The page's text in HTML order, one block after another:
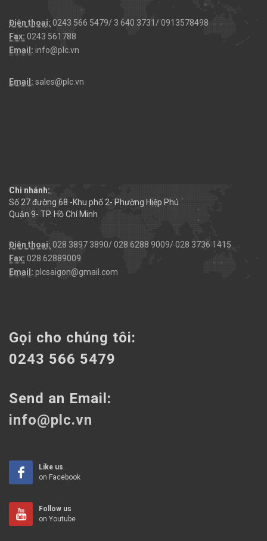
Điện thoại: 0243 566 5479/ 3 640 3731/ 0913578498
Fax: 0243 561788
Email: info@plc.vn
Email: sales@plc.vn
Chi nhánh:
Số 27 đường 68 -Khu phố 2- Phường Hiệp Phú
Quận 9- TP. Hồ Chí Minh
Điện thoại: 028 3897 3890/ 028 6288 9009/ 028 3736 1415
Fax: 028.62889009
Email: plcsaigon@gmail.com
Gọi cho chúng tôi:
0243 566 5479
Send an Email:
info@plc.vn
Like us
on Facebook
Follow us
on Youtube